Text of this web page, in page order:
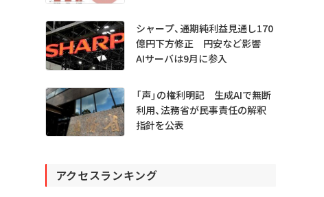
シャープ、通期純利益見通し170
億円下方修正 円安など影響
AIサーバは9月に参入
「声」の権利明記 生成AIで無断
利用、法務省が民事責任の解釈
指針を公表
アクセスランキング